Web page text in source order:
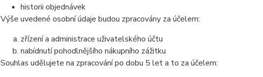
historii objednávek
Výše uvedené osobní údaje budou zpracovány za účelem:
zřízení a administrace uživatelského účtu
nabídnutí pohodlnějšího nákupního zážitku
Souhlas udělujete na zpracování po dobu 5 let a to za účelem: